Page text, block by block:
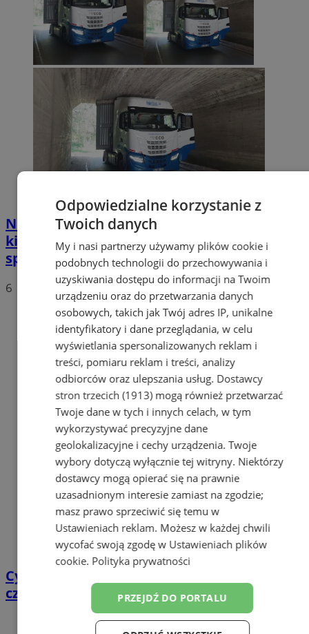
Nietypowa akcja w Zabrzu. Turecki
kierowca ciężarówki nie mógł wydostać się
spod wiaduktów
6
Cyfrowy przegląd przedtrasowy: co mówią
czujniki TPMS i diagnostyka pokładowa?
Odpowiedzialne korzystanie z
Twoich danych
My i nasi partnerzy używamy plików cookie i
podobnych technologii do przechowywania i
uzyskiwania dostępu do informacji na Twoim
urządzeniu oraz do przetwarzania danych
osobowych, takich jak Twój adres IP, unikalne
identyfikatory i dane przeglądania, w celu
wyświetlania spersonalizowanych reklam i
treści, pomiaru reklam i treści, analizy
odbiorców oraz ulepszania usług. Dostawcy
stron trzecich (1913)mogą również przetwarzać
Twoje dane w tych i innych celach, w tym
wykorzystywać precyzyjne dane
geolokalizacyjne i cechy urządzenia. Twoje
wybory dotyczą wyłącznie tej witryny. Niektórzy
dostawcy mogą opierać się na prawnie
uzasadnionym interesie zamiast na zgodzie;
masz prawo sprzeciwić się temu w
Ustawieniach reklam. Możesz w każdej chwili
wycofać swoją zgodę w Ustawieniach plików
cookie. Polityka prywatności
PRZEJDŹ DO PORTALU